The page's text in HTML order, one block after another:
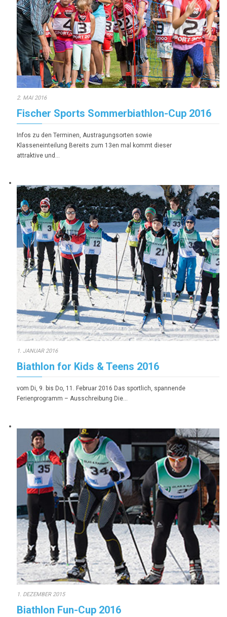
2. MAI 2016
Fischer Sports Sommerbiathlon-Cup 2016
Infos zu den Terminen, Austragungsorten sowie
Klasseneinteilung Bereits zum 13en mal kommt dieser
attraktive und…
1. JANUAR 2016
Biathlon for Kids & Teens 2016
vom Di, 9. bis Do, 11. Februar 2016 Das sportlich, spannende
Ferienprogramm – Ausschreibung Die…
1. DEZEMBER 2015
Biathlon Fun-Cup 2016